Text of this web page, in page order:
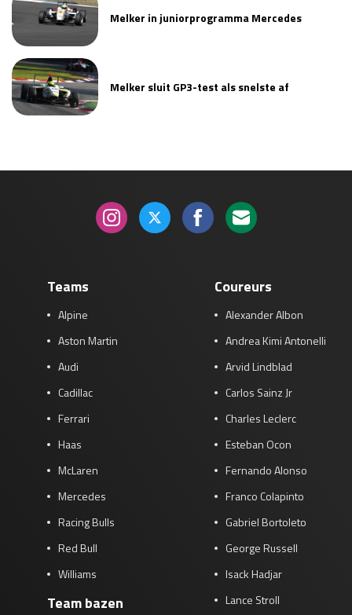
Melker in juniorprogramma Mercedes
Melker sluit GP3-test als snelste af
Teams
Alpine
Aston Martin
Audi
Cadillac
Ferrari
Haas
McLaren
Mercedes
Racing Bulls
Red Bull
Williams
Team bazen
Coureurs
Alexander Albon
Andrea Kimi Antonelli
Arvid Lindblad
Carlos Sainz Jr
Charles Leclerc
Esteban Ocon
Fernando Alonso
Franco Colapinto
Gabriel Bortoleto
George Russell
Isack Hadjar
Lance Stroll